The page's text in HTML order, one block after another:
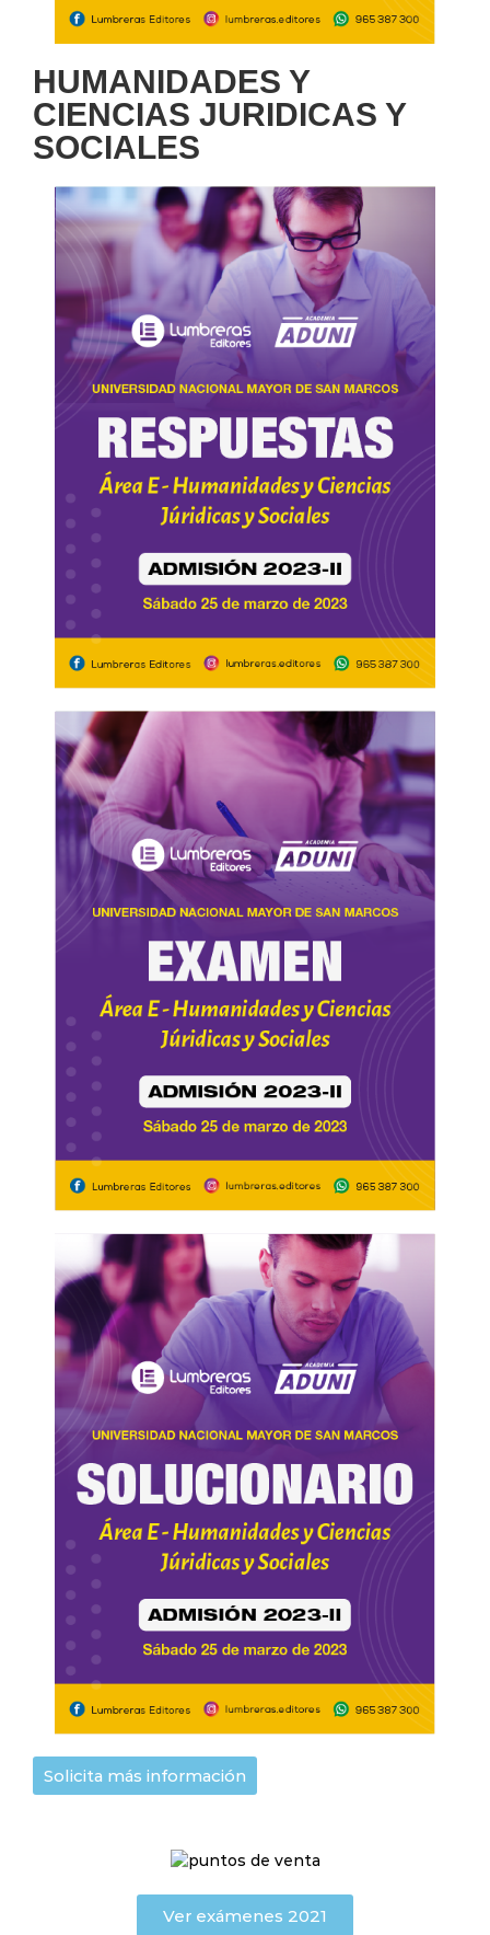
HUMANIDADES Y
CIENCIAS JURIDICAS Y
SOCIALES
Solicita más información
Ver exámenes 2021